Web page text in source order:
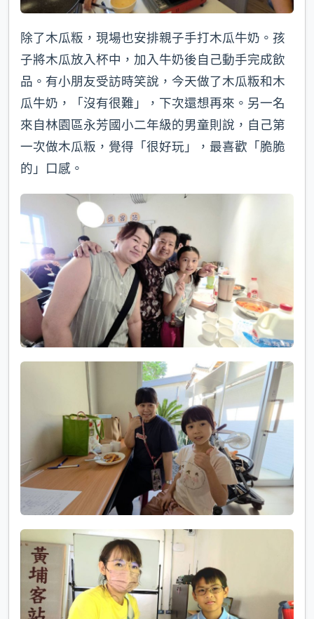
除了木瓜粄，現場也安排親子手打木瓜牛奶。孩
子將木瓜放入杯中，加入牛奶後自己動手完成飲
品。有小朋友受訪時笑說，今天做了木瓜粄和木
瓜牛奶，「沒有很難」，下次還想再來。另一名
來自林園區永芳國小二年級的男童則說，自己第
一次做木瓜粄，覺得「很好玩」，最喜歡「脆脆
的」口感。